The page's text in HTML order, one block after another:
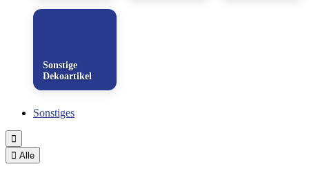
Sonstige
Dekoartikel
Sonstiges

 Alle